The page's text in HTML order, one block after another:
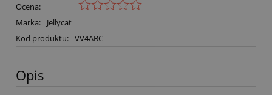
Ocena:
Marka:
Jellycat
Kod produktu: VV4ABC
Opis